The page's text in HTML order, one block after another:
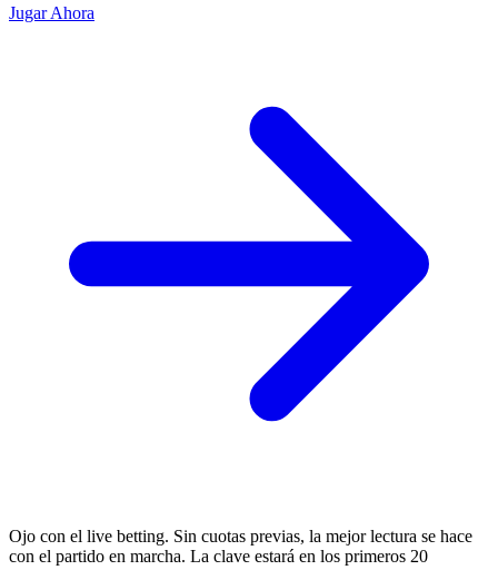
Jugar Ahora
Ojo con el live betting. Sin cuotas previas, la mejor lectura se hace
con el partido en marcha. La clave estará en los primeros 20